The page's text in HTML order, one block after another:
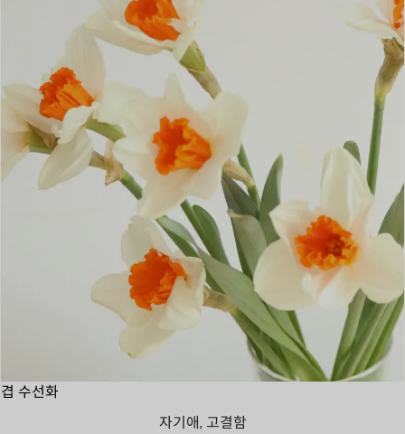
겹 수선화
자기애, 고결함